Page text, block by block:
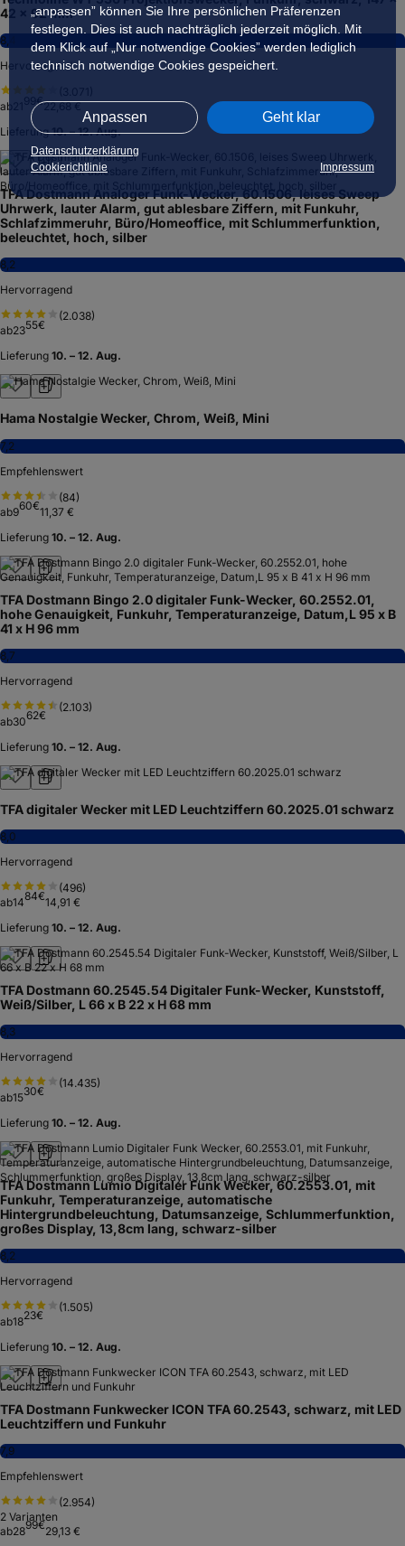
„anpassen” können Sie Ihre persönlichen Präferenzen
festlegen. Dies ist auch nachträglich jederzeit möglich. Mit
dem Klick auf „Nur notwendige Cookies” werden lediglich
technisch notwendige Cookies gespeichert.
Anpassen Geht klar
Datenschutzerklärung
Cookierichtlinie
Impressum
42 x 92 mm
8,4
Hervorragend
ab
€22,68 €
Lieferung 10. – 12. Aug.
TFA Dostmann Analoger Funk-Wecker, 60.1506, leises Sweep
Uhrwerk, lauter Alarm, gut ablesbare Ziffern, mit Funkuhr,
Schlafzimmeruhr, Büro/Homeoffice, mit Schlummerfunktion,
beleuchtet, hoch, silber
8,2
Hervorragend
(2.038)
ab2355€
Lieferung 10. – 12. Aug.
Hama Nostalgie Wecker, Chrom, Weiß, Mini
7,2
Empfehlenswert
(84)
ab960€11,37 €
Lieferung 10. – 12. Aug.
TFA Dostmann Bingo 2.0 digitaler Funk-Wecker, 60.2552.01,
hohe Genauigkeit, Funkuhr, Temperaturanzeige, Datum,L 95 x B
41 x H 96 mm
8,7
Hervorragend
(2.103)
ab3062€
Lieferung 10. – 12. Aug.
TFA digitaler Wecker mit LED Leuchtziffern 60.2025.01 schwarz
8,0
Hervorragend
(496)
ab1484€14,91 €
Lieferung 10. – 12. Aug.
TFA Dostmann 60.2545.54 Digitaler Funk-Wecker, Kunststoff,
Weiß/Silber, L 66 x B 22 x H 68 mm
8,3
Hervorragend
(14.435)
ab1530€
Lieferung 10. – 12. Aug.
TFA Dostmann Lumio Digitaler Funk Wecker, 60.2553.01, mit
Funkuhr, Temperaturanzeige, automatische
Hintergrundbeleuchtung, Datumsanzeige, Schlummerfunktion,
großes Display, 13,8cm lang, schwarz-silber
8,2
Hervorragend
(1.505)
ab1823€
Lieferung 10. – 12. Aug.
TFA Dostmann Funkwecker ICON TFA 60.2543, schwarz, mit LED
Leuchtziffern und Funkuhr
7,9
Empfehlenswert
(2.954)
2 Varianten
ab2899€29,13 €